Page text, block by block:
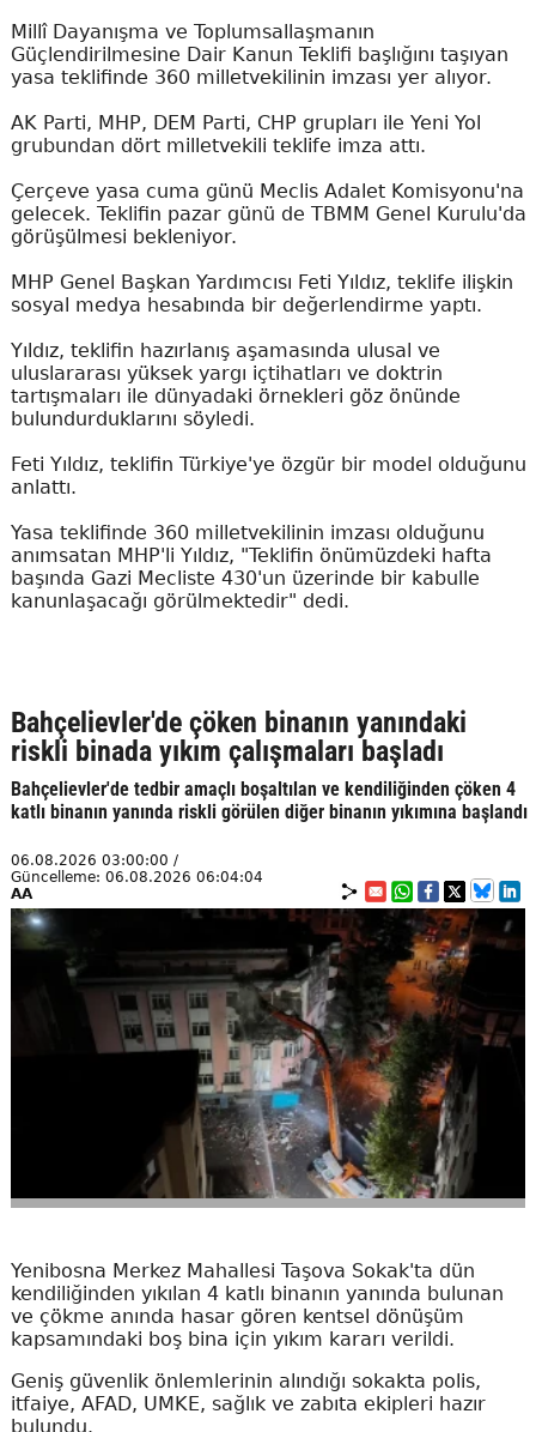
Millî Dayanışma ve Toplumsallaşmanın
Güçlendirilmesine Dair Kanun Teklifi başlığını taşıyan
yasa teklifinde 360 milletvekilinin imzası yer alıyor.
AK Parti, MHP, DEM Parti, CHP grupları ile Yeni Yol
grubundan dört milletvekili teklife imza attı.
Çerçeve yasa cuma günü Meclis Adalet Komisyonu'na
gelecek. Teklifin pazar günü de TBMM Genel Kurulu'da
görüşülmesi bekleniyor.
MHP Genel Başkan Yardımcısı Feti Yıldız, teklife ilişkin
sosyal medya hesabında bir değerlendirme yaptı.
Yıldız, teklifin hazırlanış aşamasında ulusal ve
uluslararası yüksek yargı içtihatları ve doktrin
tartışmaları ile dünyadaki örnekleri göz önünde
bulundurduklarını söyledi.
Feti Yıldız, teklifin Türkiye'ye özgür bir model olduğunu
anlattı.
Yasa teklifinde 360 milletvekilinin imzası olduğunu
anımsatan MHP'li Yıldız, "Teklifin önümüzdeki hafta
başında Gazi Mecliste 430'un üzerinde bir kabulle
kanunlaşacağı görülmektedir" dedi.
Bahçelievler'de çöken binanın yanındaki
riskli binada yıkım çalışmaları başladı
Bahçelievler'de tedbir amaçlı boşaltılan ve kendiliğinden çöken 4
katlı binanın yanında riskli görülen diğer binanın yıkımına başlandı
06.08.2026 03:00:00 /
Güncelleme: 06.08.2026 06:04:04
AA
Yenibosna Merkez Mahallesi Taşova Sokak'ta dün
kendiliğinden yıkılan 4 katlı binanın yanında bulunan
ve çökme anında hasar gören kentsel dönüşüm
kapsamındaki boş bina için yıkım kararı verildi.
Geniş güvenlik önlemlerinin alındığı sokakta polis,
itfaiye, AFAD, UMKE, sağlık ve zabıta ekipleri hazır
bulundu.